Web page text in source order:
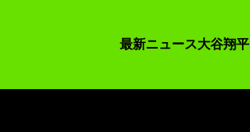
最新ニュース大谷翔平